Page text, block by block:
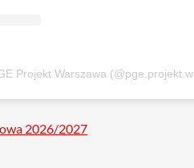
Projekt Warszawa
2026/2027